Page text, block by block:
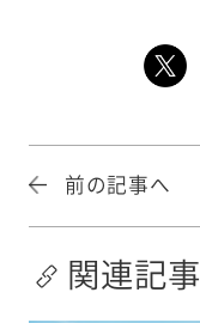
前の記事へ
関連記事